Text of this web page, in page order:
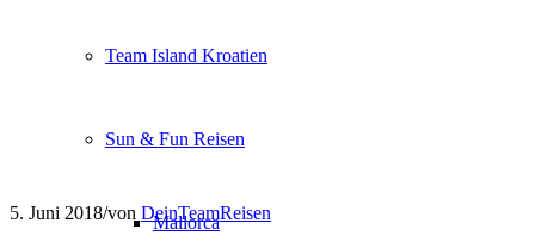
Team Island Kroatien
Sun & Fun Reisen
Mallorca
5. Juni 2018/von DeinTeamReisen